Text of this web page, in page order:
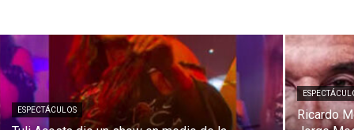
ESPECTÁCULOS
Ricardo